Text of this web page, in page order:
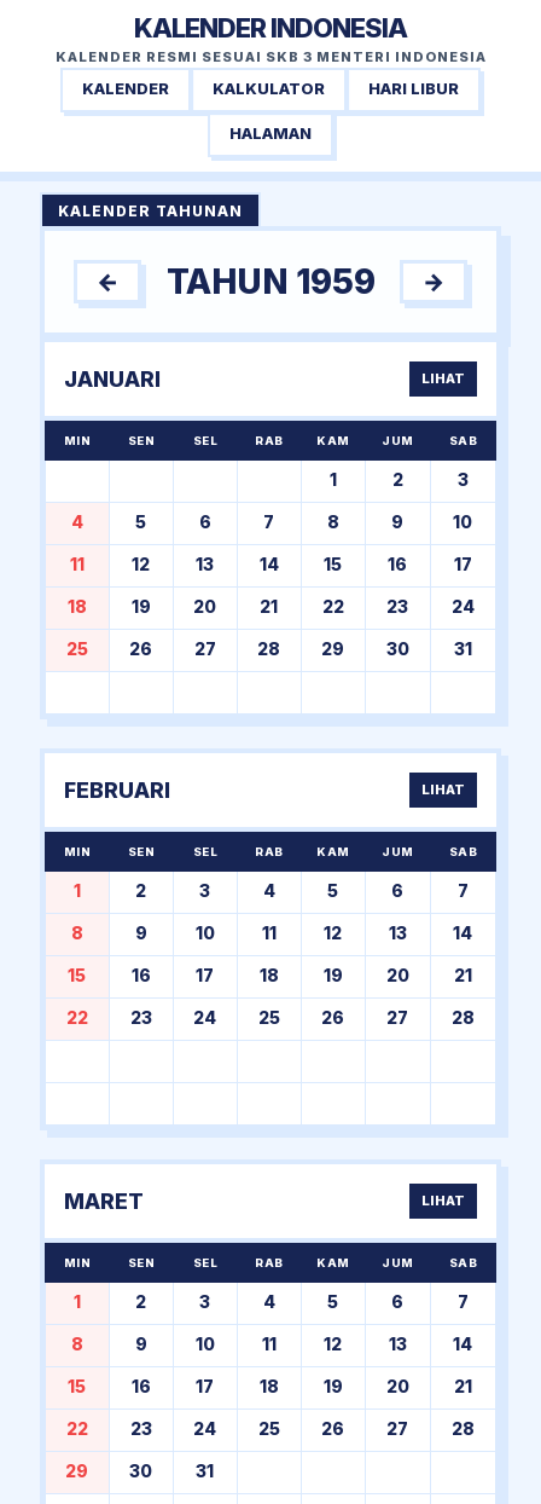
KALENDER INDONESIA
KALENDER RESMI SESUAI SKB 3 MENTERI INDONESIA
KALENDER KALKULATOR HARI LIBUR
HALAMAN
KALENDER TAHUNAN
← TAHUN 1959 →
JANUARI LIHAT
MIN SEN SEL RAB KAM JUM SAB
1 2 3
4 5 6 7 8 9 10
11 12 13 14 15 16 17
18 19 20 21 22 23 24
25 26 27 28 29 30 31
FEBRUARI LIHAT
MIN SEN SEL RAB KAM JUM SAB
1 2 3 4 5 6 7
8 9 10 11 12 13 14
15 16 17 18 19 20 21
22 23 24 25 26 27 28
MARET LIHAT
MIN SEN SEL RAB KAM JUM SAB
1 2 3 4 5 6 7
8 9 10 11 12 13 14
15 16 17 18 19 20 21
22 23 24 25 26 27 28
29 30 31